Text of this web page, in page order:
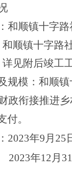
和顺镇十字路
和顺镇十字路
详见附后竣工
规模： 和顺
政衔接推进
付。
2023年9月 25
2023年12月 31